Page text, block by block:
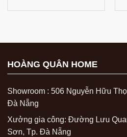
HOÀNG QUÂN HOME
Showroom : 506 Nguyễn Hữu
Đà Nẵng
Xưởng gia công: Đường Lưu
Sơn, Tp. Đà Nẵng